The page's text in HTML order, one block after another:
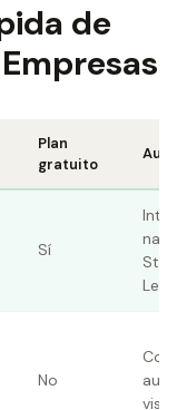
de
Plan
gratuito
Sí
No